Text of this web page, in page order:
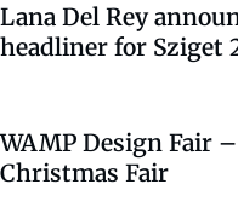
Lana Del Rey
headliner for Sziget
WAMP Design Fair
Christmas Fair